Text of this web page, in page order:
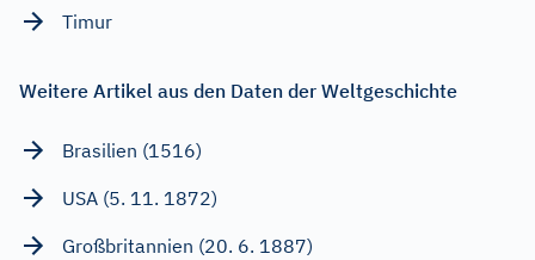
Timur
Weitere Artikel aus den Daten der Weltgeschichte
Brasilien (1516)
USA (5. 11. 1872)
Großbritannien (20. 6. 1887)